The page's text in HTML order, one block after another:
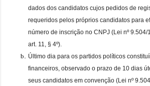
dados dos candidatos cujos pedidos de
requeridos pelos próprios candidatos para
número de inscrição no CNPJ (Lei nº 9.504/
art. 11, § 4º).
Último dia para os partidos políticos
financeiros, observado o prazo de 10 dias
seus candidatos em convenção (Lei nº